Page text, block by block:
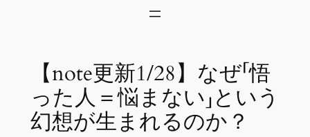
【note更新1/28】なぜ「悟
った人＝悩まない」という
幻想が生まれるのか？